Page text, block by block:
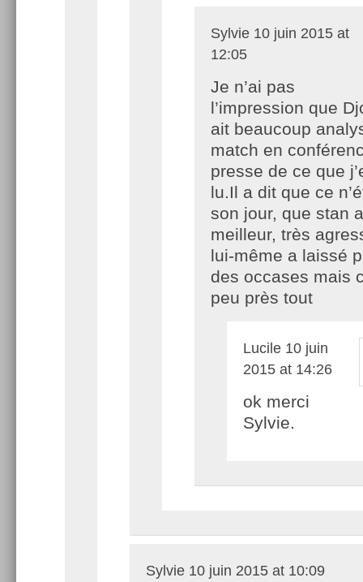
Sylvie 10 juin 2015 at
12:05
Je n’ai pas
l’impression que
ait beaucoup
match en
presse de ce que
lu.Il a dit que ce
son jour, que stan
meilleur, très
lui-même a laissé
des occases mais
peu près tout
Lucile 10 juin
2015 at 14:26
ok merci
Sylvie.
Sylvie 10 juin 2015 at 10:09